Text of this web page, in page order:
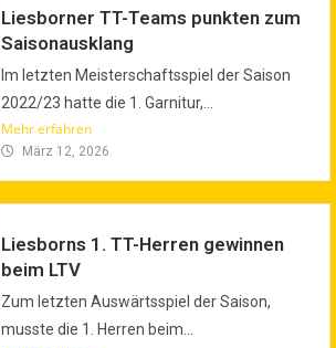
Liesborner TT-Teams punkten zum
Saisonausklang
Im letzten Meisterschaftsspiel der Saison
2022/23 hatte die 1. Garnitur,...
Mehr erfahren
März 12, 2026
Liesborns 1. TT-Herren gewinnen
beim LTV
Zum letzten Auswärtsspiel der Saison,
musste die 1. Herren beim...